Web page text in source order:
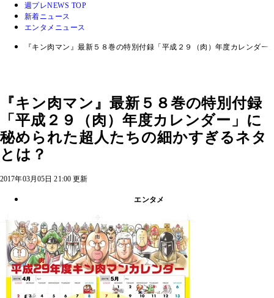
週プレNEWS TOP
新着ニュース
エンタメニュース
『キン肉マン』最新５８巻の特別付録「平成２９（肉）年度カレンダ
『キン肉マン』最新５８巻の特別付録
「平成２９（肉）年度カレンダー」に
秘められた超人たちの細かすぎるネタ
とは？
2017年03月05日 21:00 更新
エンタメ